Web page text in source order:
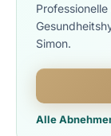
Simon.
Alle